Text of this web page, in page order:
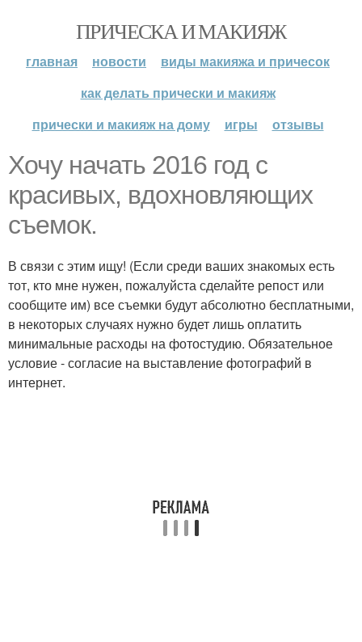
ПРИЧЕСКА И МАКИЯЖ
главная новости
виды макияжа и причесок
как делать прически и макияж
прически и макияж на дому
игры отзывы
Хочу начать 2016 год с
красивых, вдохновляющих
съемок.
В связи с этим ищу! (Если среди ваших знакомых есть
тот, кто мне нужен, пожалуйста сделайте репост или
сообщите им) все съемки будут абсолютно бесплатными,
в некоторых случаях нужно будет лишь оплатить
минимальные расходы на фотостудию. Обязательное
условие - согласие на выставление фотографий в
интернет.